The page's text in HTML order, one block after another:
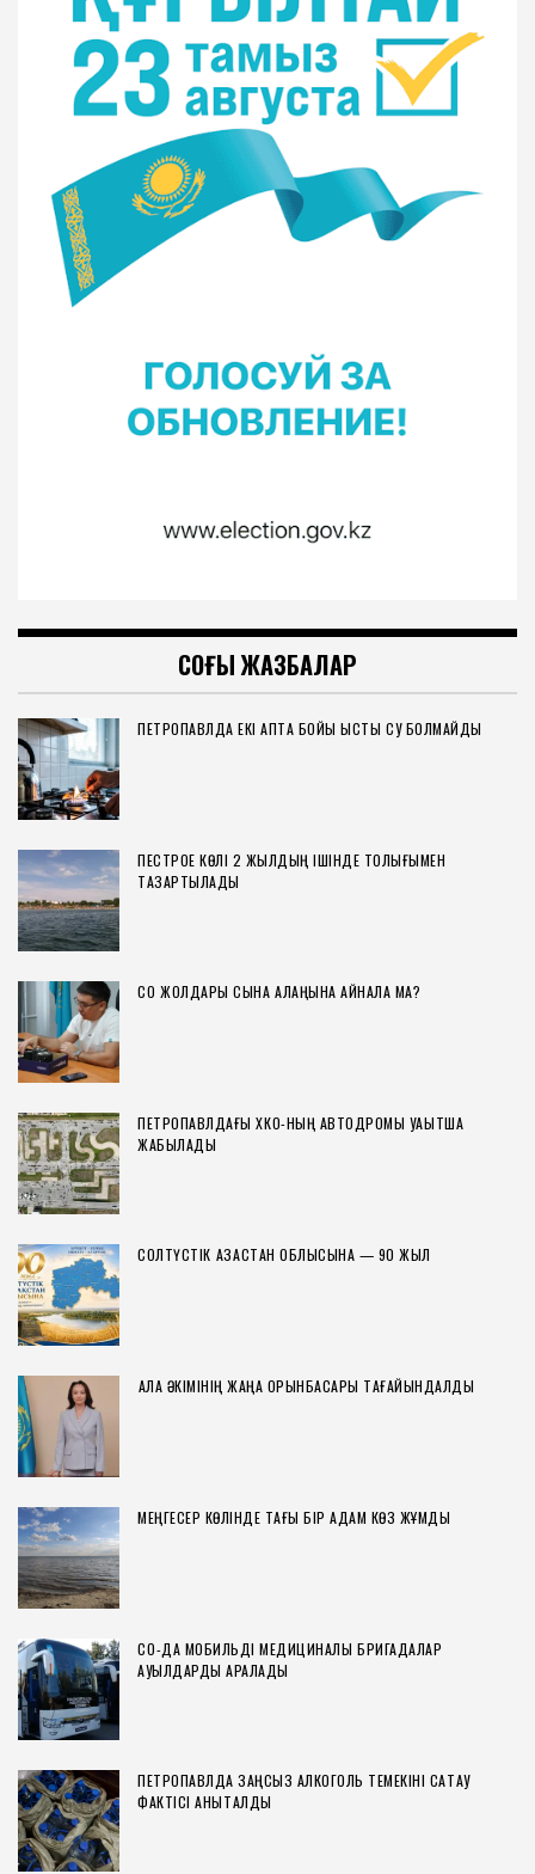
СОҢҒЫ ЖАЗБАЛАР
ПЕТРОПАВЛДА ЕКІ АПТА БОЙЫ ЫСТЫҚ СУ БОЛМАЙДЫ
ПЕСТРОЕ КӨЛІ 2 ЖЫЛДЫҢ ІШІНДЕ ТОЛЫҒЫМЕН
ТАЗАРТЫЛАДЫ
СҚО ЖОЛДАРЫ СЫНАҚ АЛАҢЫНА АЙНАЛА МА?
ПЕТРОПАВЛДАҒЫ ХҚКО-НЫҢ АВТОДРОМЫ УАҚЫТША
ЖАБЫЛАДЫ
СОЛТҮСТІК ҚАЗАҚСТАН ОБЛЫСЫНА — 90 ЖЫЛ
ҚАЛА ӘКІМІНІҢ ЖАҢА ОРЫНБАСАРЫ ТАҒАЙЫНДАЛДЫ
МЕҢГЕСЕР КӨЛІНДЕ ТАҒЫ БІР АДАМ КӨЗ ЖҰМДЫ
СҚО-ДА МОБИЛЬДІ МЕДИЦИНАЛЫҚ БРИГАДАЛАР
АУЫЛДАРДЫ АРАЛАДЫ
ПЕТРОПАВЛДА ЗАҢСЫЗ АЛКОГОЛЬ ТЕМЕКІНІ САҚТАУ
ФАКТІСІ АНЫҚТАЛДЫ